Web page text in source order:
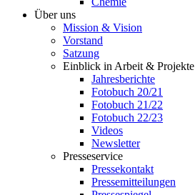
Über uns
Mission & Vision
Vorstand
Satzung
Einblick in Arbeit & Projekte
Jahresberichte
Fotobuch 20/21
Fotobuch 21/22
Fotobuch 22/23
Videos
Newsletter
Presseservice
Pressekontakt
Pressemitteilungen